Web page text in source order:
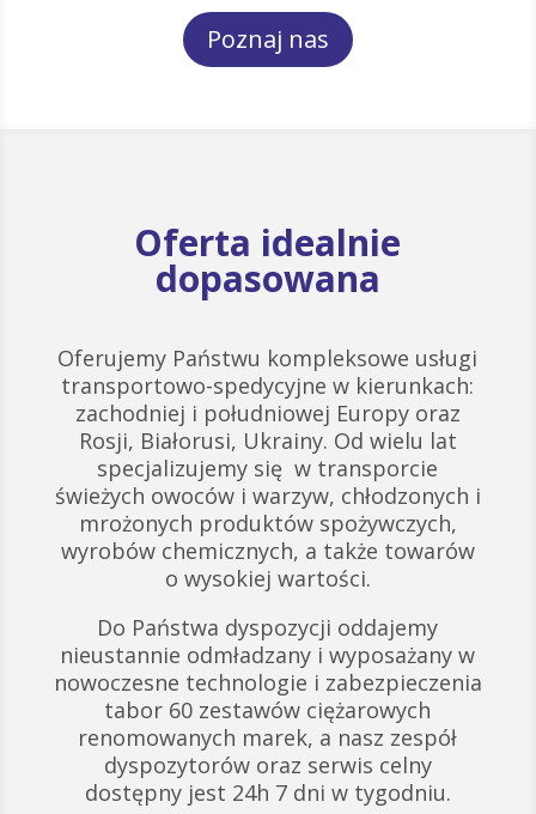
Poznaj nas
Oferta idealnie
dopasowana
Oferujemy Państwu kompleksowe usługi
transportowo-spedycyjne w kierunkach:
zachodniej i południowej Europy oraz
Rosji, Białorusi, Ukrainy. Od wielu lat
specjalizujemy się w transporcie
świeżych owoców i warzyw, chłodzonych i
mrożonych produktów spożywczych,
wyrobów chemicznych, a także towarów
o wysokiej wartości.
Do Państwa dyspozycji oddajemy
nieustannie odmładzany i wyposażany w
nowoczesne technologie i zabezpieczenia
tabor 60 zestawów ciężarowych
renomowanych marek, a nasz zespół
dyspozytorów oraz serwis celny
dostępny jest 24h 7 dni w tygodniu.